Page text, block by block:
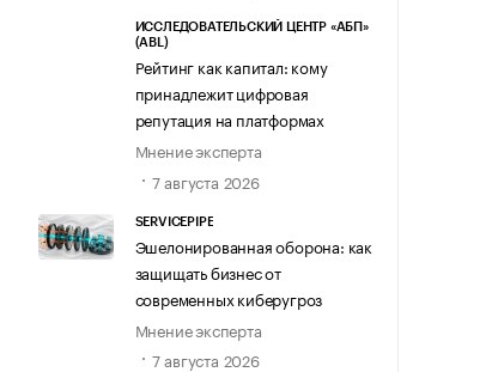
ИССЛЕДОВАТЕЛЬСКИЙ ЦЕНТР «АБП»
(ABL)
Рейтинг как капитал: кому
принадлежит цифровая
репутация на платформах
Мнение эксперта
7 августа 2026
SERVICEPIPE
Эшелонированная оборона: как
защищать бизнес от
современных киберугроз
Мнение эксперта
7 августа 2026